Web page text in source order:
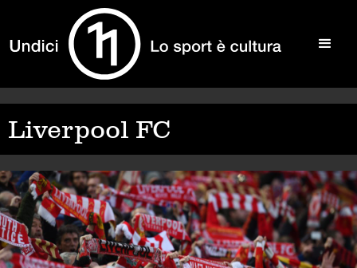
Liverpool FC